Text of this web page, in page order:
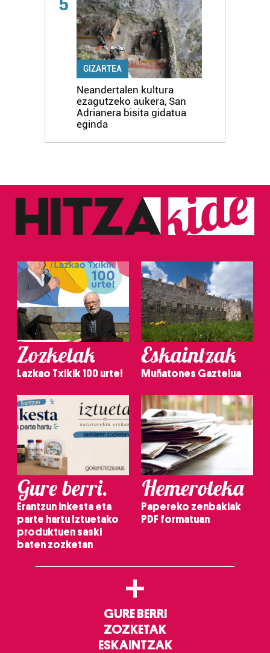
GIZARTEA
Neandertalen kultura
ezagutzeko aukera, San
Adrianera bisita gidatua
eginda
Zozketak
Lazkao Txikik 100 urte!
Eskaintzak
Muñatones Gaztelua
Gure berri.
Erantzun inkesta eta
parte hartu Iztuetako
produktuen saski
baten zozketan
Hemeroteka
Papereko zenbakiak
PDF formatuan
+
GURE BERRI
ZOZKETAK
ESKAINTZAK